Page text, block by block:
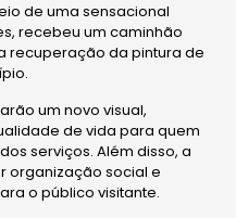
de uma sensacional
recebeu um caminhão
recuperação da pintura de
um novo visual,
de vida para quem
serviços. Além disso, a
organização social e
o público visitante.